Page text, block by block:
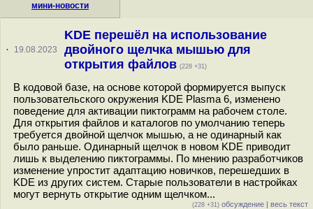
мини-новости
· 19.08.2023
KDE перешёл на использование
двойного щелчка мышью для
открытия файлов (228 +31)
В кодовой базе, на основе которой формируется выпуск
пользовательского окружения KDE Plasma 6, изменено
поведение для активации пиктограмм на рабочем столе.
Для открытия файлов и каталогов по умолчанию теперь
требуется двойной щелчок мышью, а не одинарный как
было раньше. Одинарный щелчок в новом KDE приводит
лишь к выделению пиктограммы. По мнению разработчиков
изменение упростит адаптацию новичков, перешедших в
KDE из других систем. Старые пользователи в настройках
могут вернуть открытие одним щелчком...
(228 +31) обсуждение | весь текст